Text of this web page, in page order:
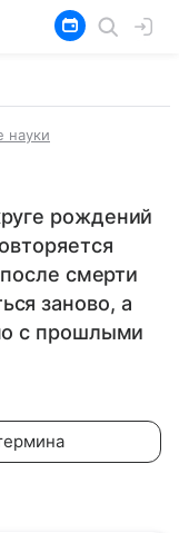
науки
рождений
смерти
заново, а
с прошлыми